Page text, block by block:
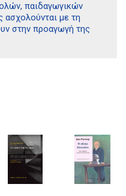
παιδαγωγικών
ασχολούνται με τη
στην προαγωγή της